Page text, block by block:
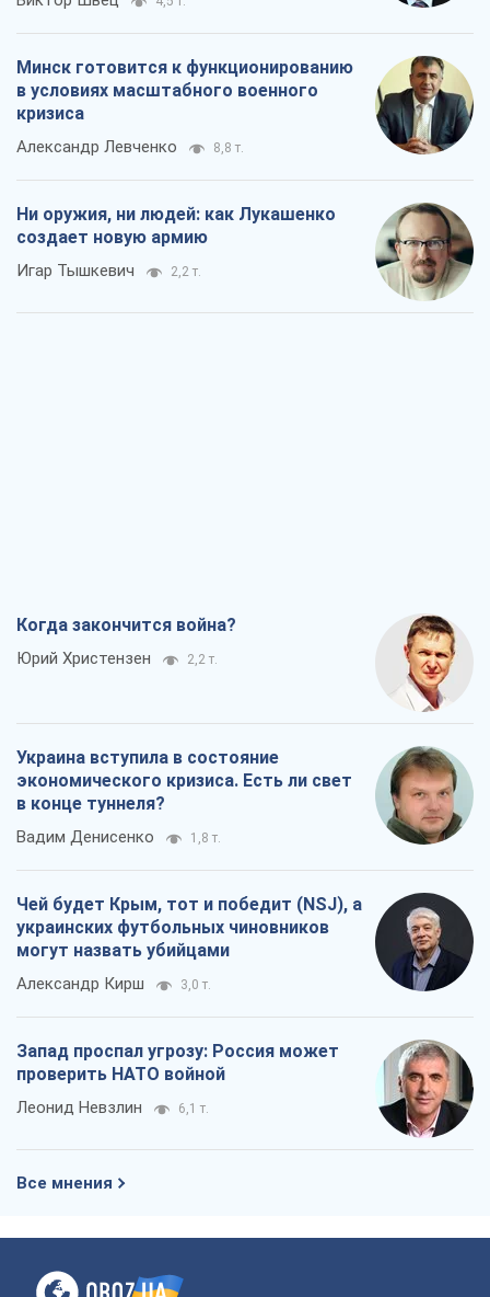
Минск готовится к функционированию
в условиях масштабного военного
кризиса
Александр Левченко 8,8 т.
Ни оружия, ни людей: как Лукашенко
создает новую армию
Игар Тышкевич 2,2 т.
Когда закончится война?
Юрий Христензен 2,2 т.
Украина вступила в состояние
экономического кризиса. Есть ли свет
в конце туннеля?
Вадим Денисенко 1,8 т.
Чей будет Крым, тот и победит (NSJ), а
украинских футбольных чиновников
могут назвать убийцами
Александр Кирш 3,0 т.
Запад проспал угрозу: Россия может
проверить НАТО войной
Леонид Невзлин 6,1 т.
Все мнения